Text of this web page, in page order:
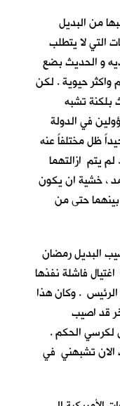
من البديل
التي لا يتطلب
و الحديث بضع
واكثر حيوية . لكن
بلكنة تشبه
في الدولة
ظل مختلفاً عنه
يتم ازالتهما
، خشية ان يكون
بينهما حتى من
البديل رمضان
فاشلة نفذها
الرئيس . وكان هذا
قد اصيب
لكرسي الحكم .
الان تشبهني في